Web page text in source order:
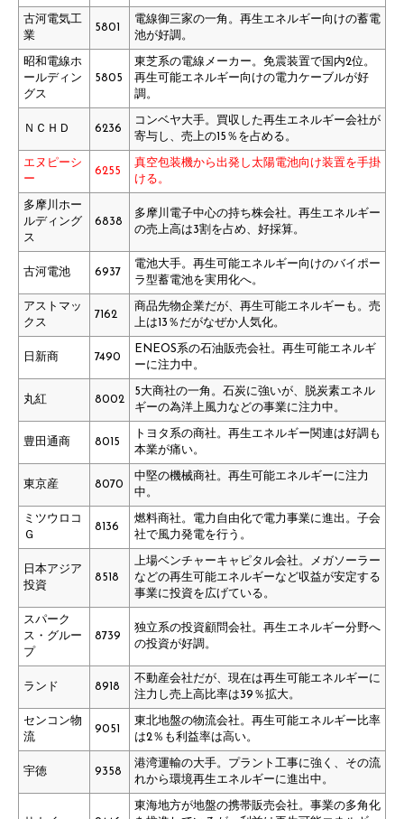
古河電気工
業
5801
電線御三家の一角。再生エネルギー向けの蓄電
池が好調。
昭和電線ホ
ールディン
グス
5805
東芝系の電線メーカー。免震装置で国内2位。
再生可能エネルギー向けの電力ケーブルが好
調。
ＮＣＨＤ 6236
コンベヤ大手。買収した再生エネルギー会社が
寄与し、売上の15％を占める。
エヌピーシ
ー
6255
真空包装機から出発し太陽電池向け装置を手掛
ける。
多摩川ホー
ルディング
ス
6838
多摩川電子中心の持ち株会社。再生エネルギー
の売上高は3割を占め、好採算。
古河電池 6937
電池大手。再生可能エネルギー向けのバイポー
ラ型蓄電池を実用化へ。
アストマッ
クス
7162
商品先物企業だが、再生可能エネルギーも。売
上は13％だがなぜか人気化。
日新商 7490
ENEOS系の石油販売会社。再生可能エネルギ
ーに注力中。
丸紅 8002
5大商社の一角。石炭に強いが、脱炭素エネル
ギーの為洋上風力などの事業に注力中。
豊田通商 8015
トヨタ系の商社。再生エネルギー関連は好調も
本業が痛い。
東京産 8070
中堅の機械商社。再生可能エネルギーに注力
中。
ミツウロコ
Ｇ
8136
燃料商社。電力自由化で電力事業に進出。子会
社で風力発電を行う。
日本アジア
投資
8518
上場ベンチャーキャピタル会社。メガソーラー
などの再生可能エネルギーなど収益が安定する
事業に投資を広げている。
スパーク
ス・グルー
プ
8739
独立系の投資顧問会社。再生エネルギー分野へ
の投資が好調。
ランド 8918
不動産会社だが、現在は再生可能エネルギーに
注力し売上高比率は39％拡大。
センコン物
流
9051
東北地盤の物流会社。再生可能エネルギー比率
は2％も利益率は高い。
宇徳 9358
港湾運輸の大手。プラント工事に強く、その流
れから環境再生エネルギーに進出中。
東海地方が地盤の携帯販売会社。事業の多角化